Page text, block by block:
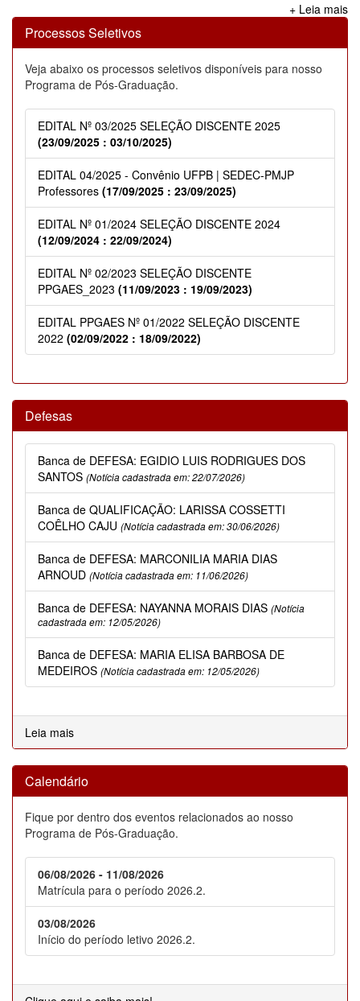
+ Leia mais
Processos Seletivos
Veja abaixo os processos seletivos disponíveis para nosso
Programa de Pós-Graduação.
EDITAL Nº 03/2025 SELEÇÃO DISCENTE 2025
(23/09/2025 : 03/10/2025)
EDITAL 04/2025 - Convênio UFPB | SEDEC-PMJP
Professores (17/09/2025 : 23/09/2025)
EDITAL Nº 01/2024 SELEÇÃO DISCENTE 2024
(12/09/2024 : 22/09/2024)
EDITAL Nº 02/2023 SELEÇÃO DISCENTE
PPGAES_2023 (11/09/2023 : 19/09/2023)
EDITAL PPGAES Nº 01/2022 SELEÇÃO DISCENTE
2022 (02/09/2022 : 18/09/2022)
Defesas
Banca de DEFESA: EGIDIO LUIS RODRIGUES DOS
SANTOS (Notícia cadastrada em: 22/07/2026)
Banca de QUALIFICAÇÃO: LARISSA COSSETTI
COÊLHO CAJU (Notícia cadastrada em: 30/06/2026)
Banca de DEFESA: MARCONILIA MARIA DIAS
ARNOUD (Notícia cadastrada em: 11/06/2026)
Banca de DEFESA: NAYANNA MORAIS DIAS (Notícia
cadastrada em: 12/05/2026)
Banca de DEFESA: MARIA ELISA BARBOSA DE
MEDEIROS (Notícia cadastrada em: 12/05/2026)
Leia mais
Calendário
Fique por dentro dos eventos relacionados ao nosso
Programa de Pós-Graduação.
06/08/2026 - 11/08/2026
Matrícula para o período 2026.2.
03/08/2026
Início do período letivo 2026.2.